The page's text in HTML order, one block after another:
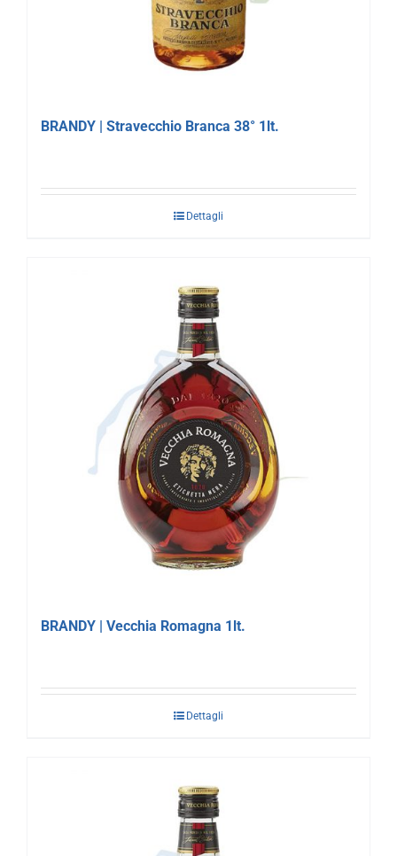
BRANDY | Stravecchio Branca 38° 1lt.
Dettagli
BRANDY | Vecchia Romagna 1lt.
Dettagli